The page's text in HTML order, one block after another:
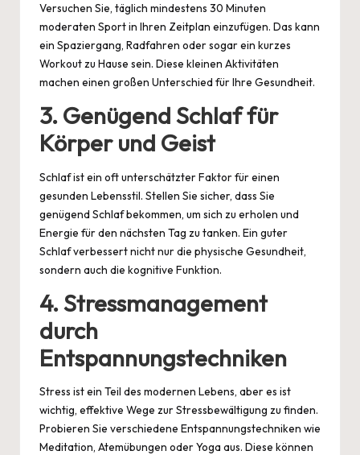
Versuchen Sie, täglich mindestens 30 Minuten
moderaten Sport in Ihren Zeitplan einzufügen. Das kann
ein Spaziergang, Radfahren oder sogar ein kurzes
Workout zu Hause sein. Diese kleinen Aktivitäten
machen einen großen Unterschied für Ihre Gesundheit.
3.Genügend Schlaf für
Körper und Geist
Schlaf ist ein oft unterschätzter Faktor für einen
gesunden Lebensstil. Stellen Sie sicher, dass Sie
genügend Schlaf bekommen, um sich zu erholen und
Energie für den nächsten Tag zu tanken. Ein guter
Schlaf verbessert nicht nur die physische Gesundheit,
sondern auch die kognitive Funktion.
4.Stressmanagement
durch
Entspannungstechniken
Stress ist ein Teil des modernen Lebens, aber es ist
wichtig, effektive Wege zur Stressbewältigung zu finden.
Probieren Sie verschiedene Entspannungstechniken wie
Meditation, Atemübungen oder Yoga aus. Diese können